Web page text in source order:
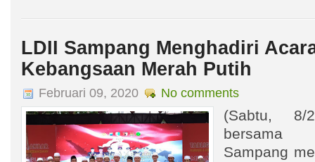
LDII Sampang Menghadiri
Kebangsaan Merah Putih
Februari 09, 2020 No comments
(Sabtu, 8/
bersama
Sampang